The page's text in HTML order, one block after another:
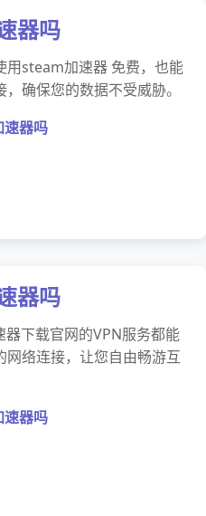
器吗
用steam加速器 免费，也能
确保您的数据不受威胁。
器吗
器吗
下载官网的VPN服务都能
络连接，让您自由畅游互
器吗